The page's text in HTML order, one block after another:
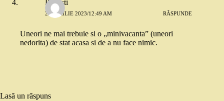
Ploiesti
20 APRILIE 2023/12:49 AM RĂSPUNDE
Uneori ne mai trebuie si o „minivacanta” (uneori
nedorita) de stat acasa si de a nu face nimic.
Lasă un răspuns